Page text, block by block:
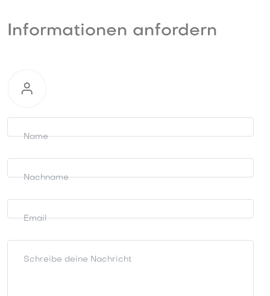
Informationen anfordern
Informationen
anfordern
Name
Nachname
Email
Schreibe deine Nachricht